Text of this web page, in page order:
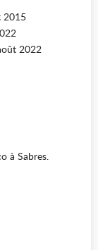
2015
2022
à Sabres.